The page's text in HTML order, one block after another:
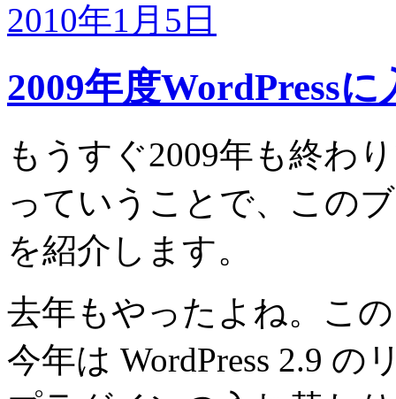
2010年1月5日
2009年度WordPress
もうすぐ2009年も終わ
っていうことで、この
を紹介します。
去年もやったよね。こ
今年は WordPress 2.9 の